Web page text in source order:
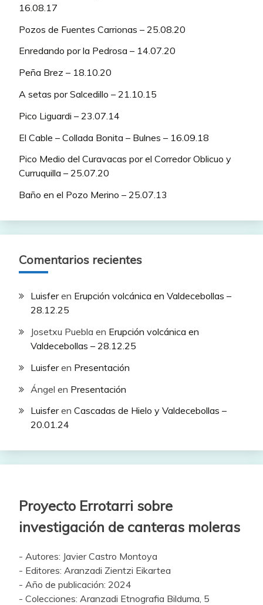
16.08.17
Pozos de Fuentes Carrionas – 25.08.20
Enredando por la Pedrosa – 14.07.20
Peña Brez – 18.10.20
A setas por Salcedillo – 21.10.15
Pico Liguardi – 23.07.14
El Cable – Collada Bonita – Bulnes – 16.09.18
Pico Medio del Curavacas por el Corredor Oblicuo y
Curruquilla – 25.07.20
Baño en el Pozo Merino – 25.07.13
Comentarios recientes
Luisferen Erupción volcánica en Valdecebollas –
28.12.25
Josetxu Puebla en Erupción volcánica en
Valdecebollas – 28.12.25
Luisferen Presentación
Ángel en Presentación
Luisferen Cascadas de Hielo y Valdecebollas –
20.01.24
Proyecto Errotarri sobre
investigación de canteras moleras
- Autores: Javier Castro Montoya
- Editores: Aranzadi Zientzi Eikartea
- Año de publicación: 2024
- Colecciones: Aranzadi Etnografia Bilduma, 5